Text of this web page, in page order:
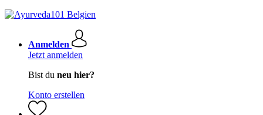
Anmelden
Jetzt anmelden
Bist du neu hier?
Konto erstellen